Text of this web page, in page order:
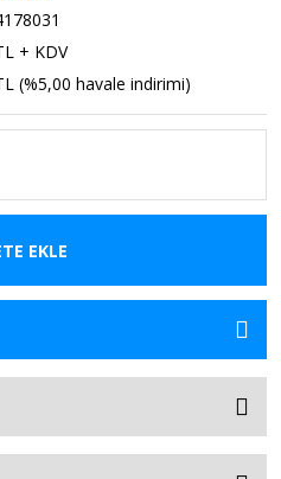
+ KDV
(%5,00 havale indirimi)
EKLE